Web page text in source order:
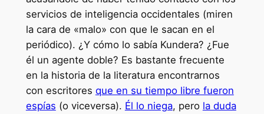
servicios de inteligencia occidentales (miren
la cara de «malo» con que le sacan en el
periódico). ¿Y cómo lo sabía Kundera? ¿Fue
él un agente doble? Es bastante frecuente
en la historia de la literatura encontrarnos
con escritores que en su tiempo libre fueron
espías (o viceversa). Él lo niega, pero la duda